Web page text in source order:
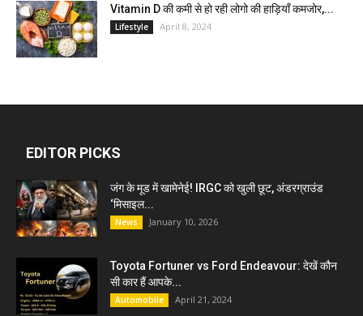
Vitamin D की कमी से हो रही लोगो की हाड़ियाँ कमजोर,...
Lifestyle April 8, 2024
EDITOR PICKS
जंग के मूड में खामेनेई! IRGC को खुली छूट, अंडरग्राउंड
‘मिसाइल...
News January 10, 2026
Toyota Fortuner vs Ford Endeavour: देखें कौन
सी कार हैं आपके...
Automobile April 21, 2024